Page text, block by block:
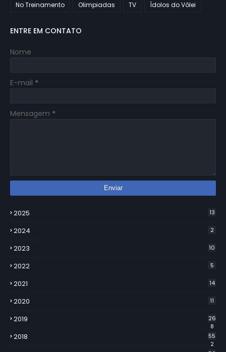
No Treinamento
Olimpiadas TV Ídolos do Vôlei
ENTRE EM CONTATO
Nome
E-mail *
Mensagem *
2025 13
2024 2
2023 10
2022 5
2021 14
2020 11
2019
26
8
2018
55
2